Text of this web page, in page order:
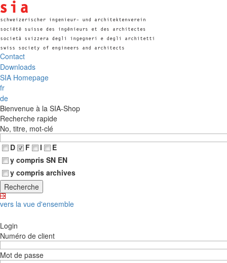
Contact
Downloads
SIA Homepage
fr
de
Bienvenue à la SIA-Shop
Recherche rapide
No, titre, mot-clé
D
F I
E
y compris SN EN
y compris archives
vers la vue d'ensemble
Login
Numéro de client
Mot de passe